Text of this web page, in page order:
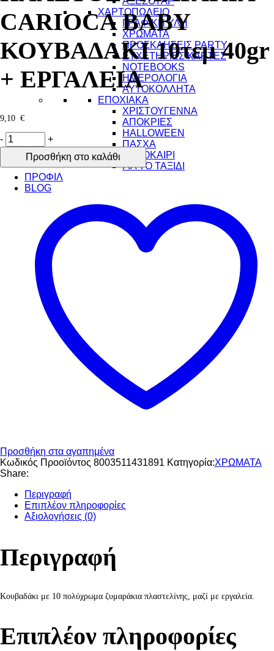
ΧΑΡΤΟΠΩΛΕΙΟ
ΓΡΑΦΙΚΗ ΥΛΗ
ΧΡΩΜΑΤΑ
ΠΡΟΣΚΛΗΣΕΙΣ PARTY
ΕΥΧΕΤΗΡΙΕΣ ΚΑΡΤΕΣ
NOTEBOOKS
ΗΜΕΡΟΛΟΓΙΑ
ΑΥΤΟΚΟΛΛΗΤΑ
ΕΠΟΧΙΑΚΑ
ΧΡΙΣΤΟΥΓΕΝΝΑ
ΑΠΟΚΡΙΕΣ
HALLOWEEN
ΠΑΣΧΑ
ΚΑΛΟΚΑΙΡΙ
ΓΙΑ ΤΟ ΤΑΞΙΔΙ
ΠΡΟΦΙΛ
BLOG
CARIOCA BABY
ΚΟΥΒΑΔΑΚΙ 10τεμ 40gr
+ ΕΡΓΑΛΕΙΑ
9,10 €
-
+
Προσθήκη στο καλάθι
Προσθήκη στα αγαπημένα
Κωδικός Προοϊόντος 8003511431891 Κατηγορία:ΧΡΩΜΑΤΑ
Share:
Περιγραφή
Επιπλέον πληροφορίες
Αξιολογήσεις (0)
Περιγραφή
Κουβαδάκι με 10 πολύχρωμα ζυμαράκια πλαστελίνης, μαζί με εργαλεία.
Επιπλέον πληροφορίες